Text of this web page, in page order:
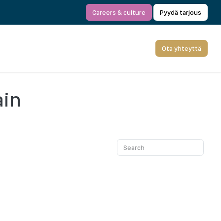
Careers & culture Pyydä tarjous
Ota yhteyttä